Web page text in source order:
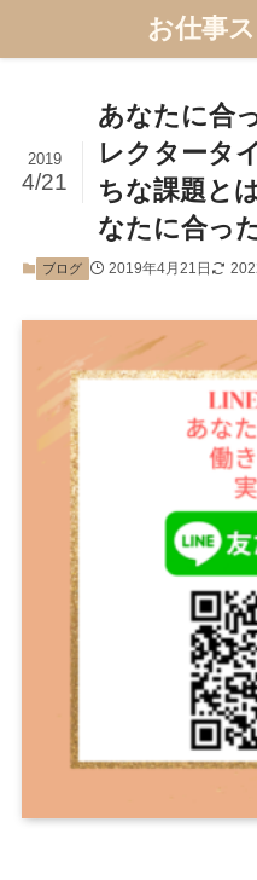
お仕事
あなたに合
レクタータ
ちな課題と
なたに合っ
2019
4/21
ブログ 2019年4月21日